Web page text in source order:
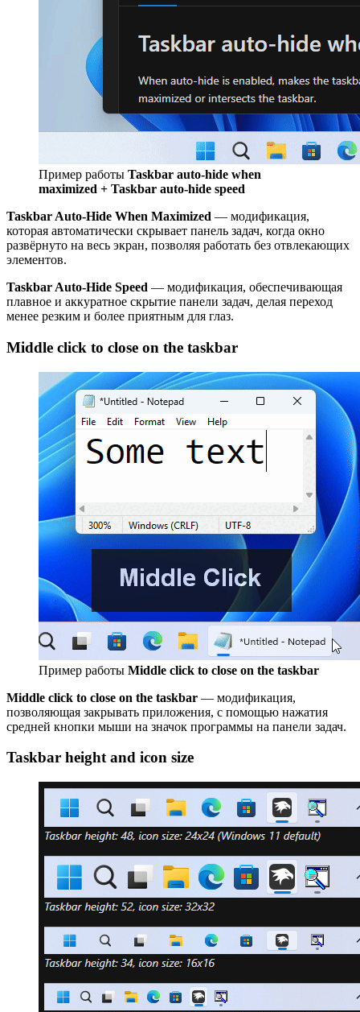
Пример работы Taskbar auto-hide when
maximized + Taskbar auto-hide speed
Taskbar Auto-Hide When Maximized — модификация,
которая автоматически скрывает панель задач, когда окно
развёрнуто на весь экран, позволяя работать без отвлекающих
элементов.
Taskbar Auto-Hide Speed — модификация, обеспечивающая
плавное и аккуратное скрытие панели задач, делая переход
менее резким и более приятным для глаз.
Middle click to close on the taskbar
Пример работы Middle click to close on the taskbar
Middle click to close on the taskbar — модификация,
позволяющая закрывать приложения, с помощью нажатия
средней кнопки мыши на значок программы на панели задач.
Taskbar height and icon size